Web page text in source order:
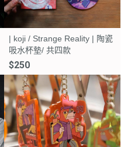
| koji / Strange Reality | 陶瓷
吸水杯墊/ 共四款
$250